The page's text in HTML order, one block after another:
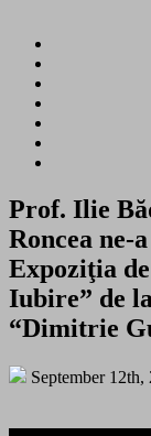
Prof. Ilie
Roncea ne-
Expoziţia
Iubire” de
“Dimitrie
September 12th,